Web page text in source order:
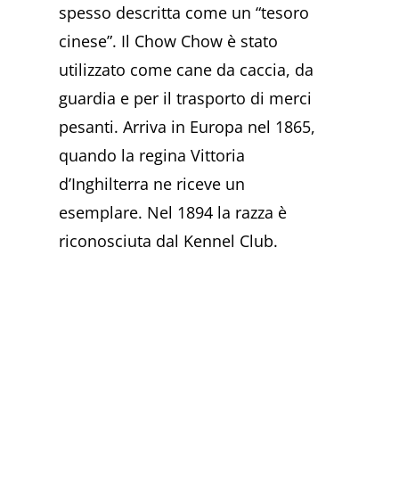
spesso descritta come un “tesoro
cinese”. Il Chow Chow è stato
utilizzato come cane da caccia, da
guardia e per il trasporto di merci
pesanti. Arriva in Europa nel 1865,
quando la regina Vittoria
d’Inghilterra ne riceve un
esemplare. Nel 1894 la razza è
riconosciuta dal Kennel Club.